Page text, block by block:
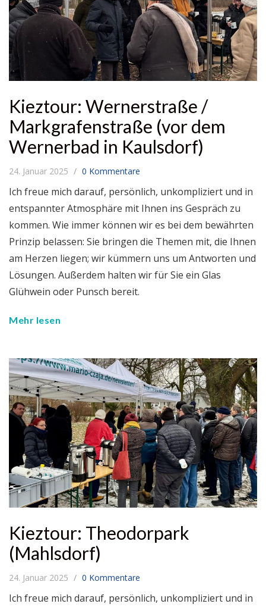
Kieztour: Wernerstraße /
Markgrafenstraße (vor dem
Wernerbad in Kaulsdorf)
24. Januar 2025 0 Kommentare
Ich freue mich darauf, persönlich, unkompliziert und in
entspannter Atmosphäre mit Ihnen ins Gespräch zu
kommen. Wie immer können wir es bei dem bewährten
Prinzip belassen: Sie bringen die Themen mit, die Ihnen
am Herzen liegen; wir kümmern uns um Antworten und
Lösungen. Außerdem halten wir für Sie ein Glas
Glühwein oder Punsch bereit.
Mehr lesen
Kieztour: Theodorpark
(Mahlsdorf)
24. Januar 2025 0 Kommentare
Ich freue mich darauf, persönlich, unkompliziert und in